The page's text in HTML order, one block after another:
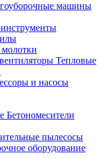
машины
Тепловые
и насосы
Бетономесители
пылесосы
оборудование